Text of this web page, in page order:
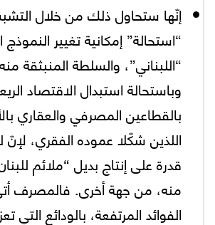
إنّها ستحاول ذلك من خلال
“استحالة” إمكانية تغيير النموذج
“اللبناني”، والسلطة المنبثقة
وباستحالة استبدال الاقتصاد
بالقطاعين المصرفي والعقاري
اللذين شكّلا عموده الفقري،
قدرة على إنتاج بديل “ملائم
منه، من جهة أخرى. فالمصرف
الفوائد المرتفعة، بالودائع التي